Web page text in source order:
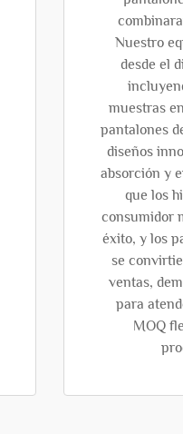
Nuestro
desde el
muestras
pantalones
diseños
absorción y
que los
consumidor
éxito, y los
se
ventas,
para
MOQ